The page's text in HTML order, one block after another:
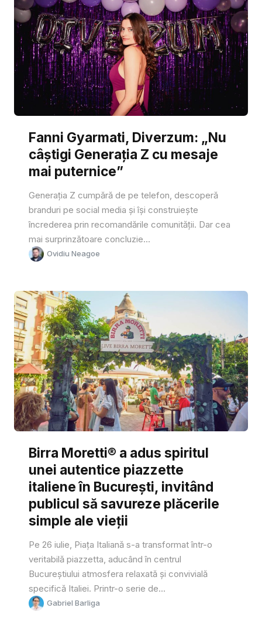
Fanni Gyarmati, Diverzum: „Nu
câștigi Generația Z cu mesaje
mai puternice”
Generația Z cumpără de pe telefon, descoperă
branduri pe social media și își construiește
încrederea prin recomandările comunității. Dar cea
mai surprinzătoare concluzie...
Ovidiu Neagoe
Birra Moretti® a adus spiritul
unei autentice piazzette
italiene în București, invitând
publicul să savureze plăcerile
simple ale vieții
Pe 26 iulie, Piața Italiană s-a transformat într-o
veritabilă piazzetta, aducând în centrul
Bucureștiului atmosfera relaxată și convivială
specifică Italiei. Printr-o serie de...
Gabriel Barliga